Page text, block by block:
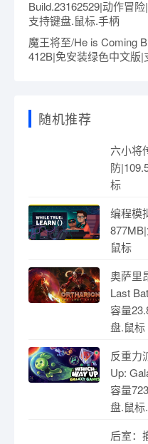
Build.23162529|动作冒
支持键盘.鼠标.手柄
魔王将至/He is Coming
412B|免安装绿色中文版
随机推荐
六小将
防
标
编程模
鼠标
奥萨里
Last
容量
盘.鼠标
反重力
Up:
容量
盘.鼠
后室：